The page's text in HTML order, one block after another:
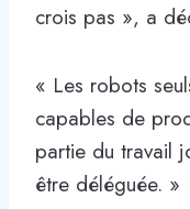
crois pas », a
« Les robots
capables de
partie du travail
être déléguée. »